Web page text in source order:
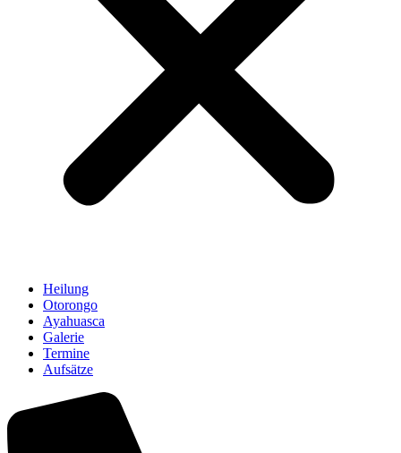
Heilung
Otorongo
Ayahuasca
Galerie
Termine
Aufsätze